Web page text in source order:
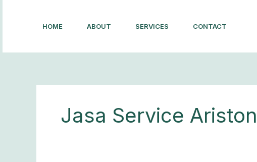
HOME ABOUT SERVICES CONTACT
Jasa Service